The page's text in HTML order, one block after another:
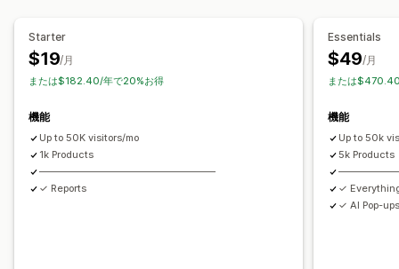
色とフォント
ウェルカムメッセージ
チャットの割り当て
分析
コンバージョン率 おすすめ情報のパフォーマンス
Starter
$19/月
または$182.40/年で20%お得
機能
Up to 50K visitors/mo
1k Products
——————————————————
✓ Reports
Essentials
$49/月
または
機能
Up to 50k
5k Products
✓
✓ AI Pop-